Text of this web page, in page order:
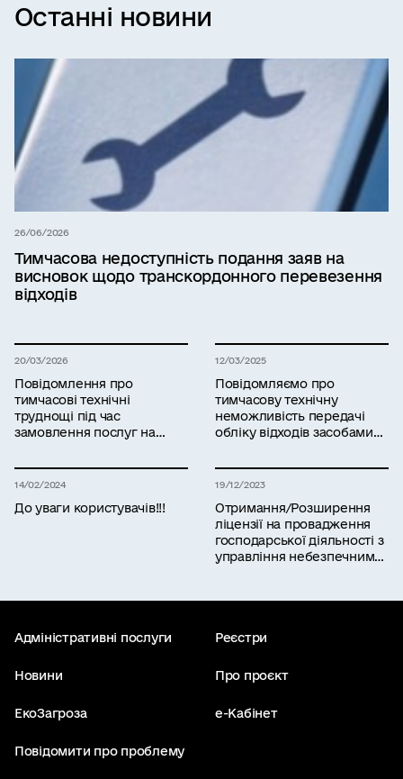
Останні новини
26/06/2026
Тимчасова недоступність подання заяв на
висновок щодо транскордонного перевезення
відходів
20/03/2026
Повідомлення про
тимчасові технічні
труднощі під час
замовлення послуг на
12/03/2025
Повідомляємо про
тимчасову технічну
неможливість передачі
обліку відходів засобами
управління відходами
14/02/2024
До уваги користувачів!!!
19/12/2023
Отримання/Розширення
ліцензії на провадження
господарської діяльності з
управління небезпечними
Адміністративні послуги Реєстри
Новини Про проєкт
ЕкоЗагроза е-Кабінет
Повідомити про проблему